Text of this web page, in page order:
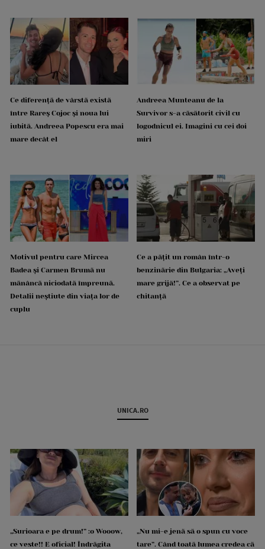
Ce diferență de vârstă există
între Rareș Cojoc și noua lui
iubită. Andreea Popescu era mai
mare decât el
Andreea Munteanu de la
Survivor s-a căsătorit civil cu
logodnicul ei. Imagini cu cei doi
miri
Motivul pentru care Mircea
Badea și Carmen Brumă nu
mănâncă niciodată împreună.
Detalii neștiute din viața lor de
cuplu
Ce a pățit un român într-o
benzinărie din Bulgaria: „Aveți
mare grijă!”. Ce a observat pe
chitanță
UNICA.RO
„Surioara e pe drum!” :o Wooow,
ce veste!! E oficial! Îndrăgita
„Nu mi-e jenă să o spun cu voce
tare”. Când toată lumea credea că